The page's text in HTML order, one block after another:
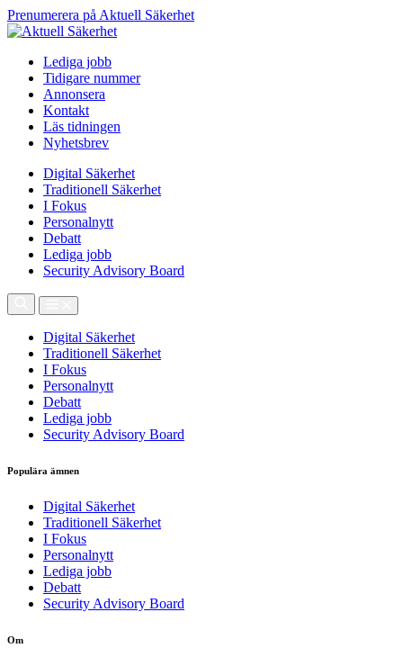
Prenumerera på Aktuell Säkerhet
Lediga jobb
Tidigare nummer
Annonsera
Kontakt
Läs tidningen
Nyhetsbrev
Digital Säkerhet
Traditionell Säkerhet
I Fokus
Personalnytt
Debatt
Lediga jobb
Security Advisory Board
Digital Säkerhet
Traditionell Säkerhet
I Fokus
Personalnytt
Debatt
Lediga jobb
Security Advisory Board
Populära ämnen
Digital Säkerhet
Traditionell Säkerhet
I Fokus
Personalnytt
Lediga jobb
Debatt
Security Advisory Board
Om